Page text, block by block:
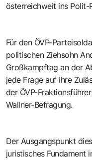
österreichweit ins Polit-
Für den ÖVP-
politischen Ziehsohn
Großkampftag an der
jede Frage auf ihre
der ÖVP-
Wallner-Befragung.
Der Ausgangspunkt
juristisches Fundament